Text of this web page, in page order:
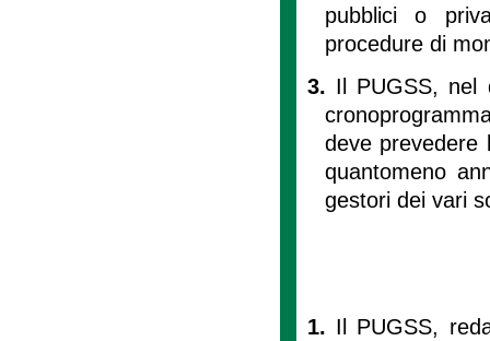
pubblici o
procedure di
3. Il PUGSS, nel
deve prevedere
quantomeno
gestori dei vari
1. Il PUGSS,